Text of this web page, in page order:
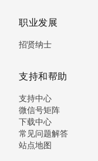
职业发展
招贤纳士
支持和帮助
支持中心
微信号矩阵
下载中心
常见问题解答
站点地图